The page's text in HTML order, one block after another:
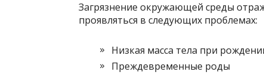
Загрязнение окружающей среды
проявляться в следующих проблемах:
Низкая масса тела при
Преждевременные роды